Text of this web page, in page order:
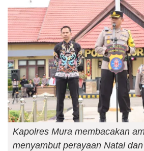
Kapolres Mura membacakan
menyambut perayaan Natal